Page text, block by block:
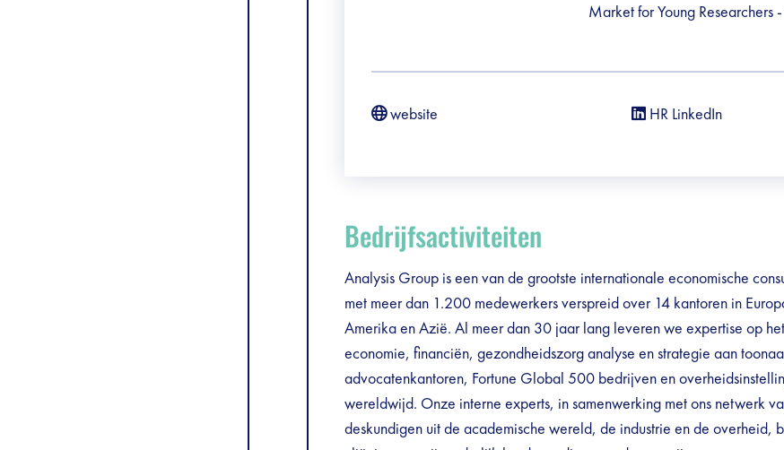
Market for Young Researchers
website HR LinkedIn
Bedrijfsactiviteiten
Analysis Group is een van de grootste internationale economische
met meer dan 1.200 medewerkers verspreid over 14 kantoren in
Amerika en Azië. Al meer dan 30 jaar lang leveren we expertise op het
economie, financiën, gezondheidszorg analyse en strategie aan
advocatenkantoren, Fortune Global 500 bedrijven en
wereldwijd. Onze interne experts, in samenwerking met ons netwerk
deskundigen uit de academische wereld, de industrie en de overheid,